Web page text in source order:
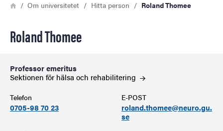
Länkstig
HemOm universitetet Hitta person Roland Thomee
Roland Thomee
Professor emeritus
Sektionen för hälsa och rehabilitering
Telefon
0705-98 70 23
E-POST
roland.thomee@neuro.gu.
se